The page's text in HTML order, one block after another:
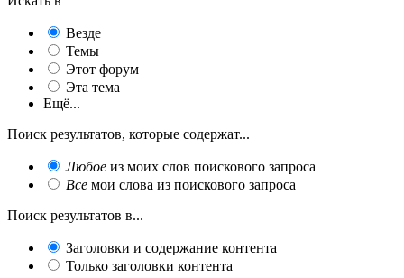
Везде
Темы
Этот форум
Эта тема
Ещё...
Поиск результатов, которые содержат...
Любое из моих слов поискового запроса
Все мои слова из поискового запроса
Поиск результатов в...
Заголовки и содержание контента
Только заголовки контента